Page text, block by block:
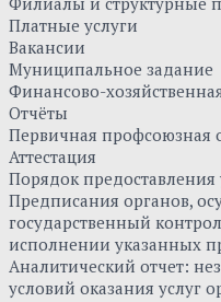
Платные услуги
Вакансии
Муниципальное задание
Финансово-
Отчёты
Первичная профсоюзная
Аттестация
Порядок предоставления
Предписания органов,
государственный
исполнении указанных
Аналитический отчет:
условий оказания услуг